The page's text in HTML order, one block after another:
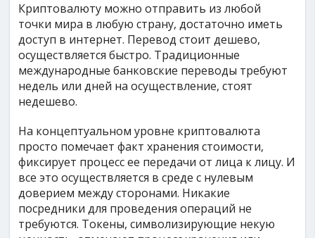
Криптовалюту можно отправить из любой
точки мира в любую страну, достаточно иметь
доступ в интернет. Перевод стоит дешево,
осуществляется быстро. Традиционные
международные банковские переводы требуют
недель или дней на осуществление, стоят
недешево.
На концептуальном уровне криптовалюта
просто помечает факт хранения стоимости,
фиксирует процесс ее передачи от лица к лицу. И
все это осуществляется в среде с нулевым
доверием между сторонами. Никакие
посредники для проведения операций не
требуются. Токены, символизирующие некую